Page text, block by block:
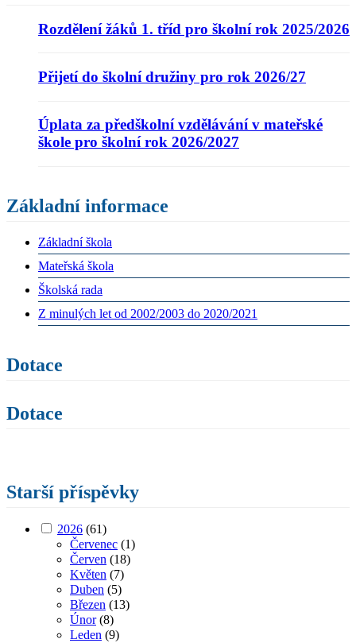
Rozdělení žáků 1. tříd pro školní rok 2025/2026
Přijetí do školní družiny pro rok 2026/27
Úplata za předškolní vzdělávání v mateřské
škole pro školní rok 2026/2027
Základní informace
Základní škola
Mateřská škola
Školská rada
Z minulých let od 2002/2003 do 2020/2021
Dotace
Dotace
Starší příspěvky
2026 (61)
Červenec (1)
Červen (18)
Květen (7)
Duben (5)
Březen (13)
Únor(8)
Leden (9)